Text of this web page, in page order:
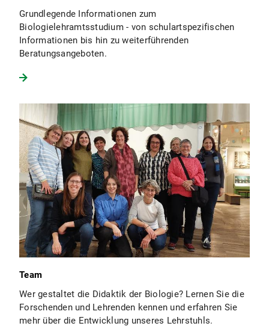
Grundlegende Informationen zum
Biologielehramtsstudium - von schulartspezifischen
Informationen bis hin zu weiterführenden
Beratungsangeboten.
Team
Wer gestaltet die Didaktik der Biologie? Lernen Sie die
Forschenden und Lehrenden kennen und erfahren Sie
mehr über die Entwicklung unseres Lehrstuhls.